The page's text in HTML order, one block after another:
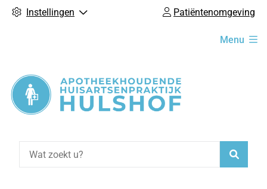
Instellingen Patiëntenomgeving
Menu